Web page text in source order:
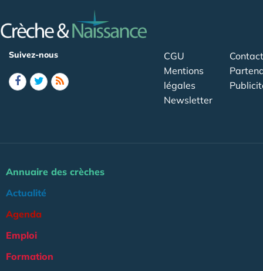
Suivez-nous
CGU
Mentions
légales
Newsletter
Contact
Annuaire des crèches
Actualité
Agenda
Emploi
Formation